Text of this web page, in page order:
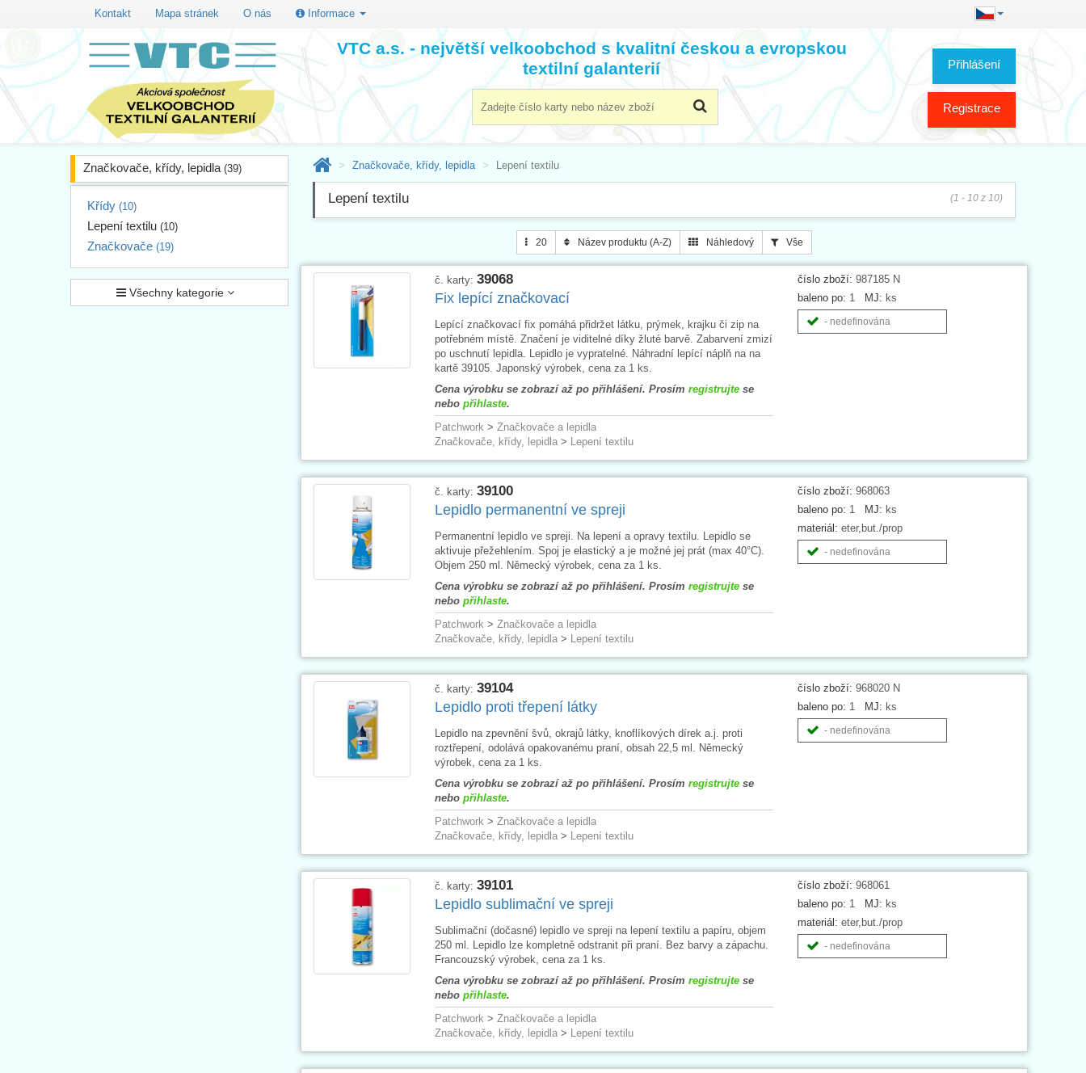
Kontakt Mapa stránek O nás Informace
Přihlášení
Registrace
VTC a.s. - největší velkoobchod s kvalitní českou a evropskou
textilní galanterií
Značkovače, křídy, lepidla (39)
Křídy (10)
Lepení textilu (10)
Značkovače (19)
Všechny kategorie
Značkovače, křídy, lepidla Lepení textilu
Lepení textilu (1 - 10 z 10)
20 Název produktu (A-Z) Náhledový Vše
číslo zboží: 987185 N
baleno po: 1 MJ: ks
- nedefinována
č. karty: 39068
Fix lepící značkovací
Lepící značkovací fix pomáhá přidržet látku, prýmek, krajku či zip na
potřebném místě. Značení je viditelné díky žluté barvě. Zabarvení zmizí
po uschnutí lepidla. Lepidlo je vypratelné. Náhradní lepící náplň na na
kartě 39105. Japonský výrobek, cena za 1 ks.
Cena výrobku se zobrazí až po přihlášení. Prosím registrujtese
nebo přihlaste.
Patchwork > Značkovače a lepidla
Značkovače, křídy, lepidla> Lepení textilu
číslo zboží: 968063
baleno po: 1 MJ: ks
materiál: eter,but./prop
- nedefinována
č. karty: 39100
Lepidlo permanentní ve spreji
Permanentní lepidlo ve spreji. Na lepení a opravy textilu. Lepidlo se
aktivuje přežehlením. Spoj je elastický a je možné jej prát (max 40°C).
Objem 250 ml. Německý výrobek, cena za 1 ks.
Cena výrobku se zobrazí až po přihlášení. Prosím registrujtese
nebo přihlaste.
Patchwork > Značkovače a lepidla
Značkovače, křídy, lepidla> Lepení textilu
číslo zboží: 968020 N
baleno po: 1 MJ: ks
- nedefinována
č. karty: 39104
Lepidlo proti třepení látky
Lepidlo na zpevnění švů, okrajů látky, knoflíkových dírek a.j. proti
roztřepení, odolává opakovanému praní, obsah 22,5 ml. Německý
výrobek, cena za 1 ks.
Cena výrobku se zobrazí až po přihlášení. Prosím registrujtese
nebo přihlaste.
Patchwork > Značkovače a lepidla
Značkovače, křídy, lepidla> Lepení textilu
číslo zboží: 968061
baleno po: 1 MJ: ks
materiál: eter,but./prop
- nedefinována
č. karty: 39101
Lepidlo sublimační ve spreji
Sublimační (dočasné) lepidlo ve spreji na lepení textilu a papíru, objem
250 ml. Lepidlo lze kompletně odstranit při praní. Bez barvy a zápachu.
Francouzský výrobek, cena za 1 ks.
Cena výrobku se zobrazí až po přihlášení. Prosím registrujtese
nebo přihlaste.
Patchwork > Značkovače a lepidla
Značkovače, křídy, lepidla> Lepení textilu